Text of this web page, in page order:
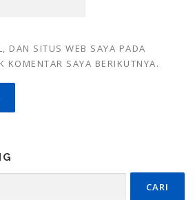
DAN SITUS WEB SAYA PADA
KOMENTAR SAYA BERIKUTNYA.